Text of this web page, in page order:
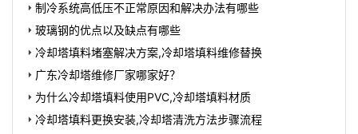
制冷系统高低压不正常原因和解决办法有哪些
玻璃钢的优点以及缺点有哪些
冷却塔填料堵塞解决方案,冷却塔填料维修替换
广东冷却塔维修厂家哪家好？
为什么冷却塔填料使用PVC,冷却塔填料材质
冷却塔填料更换安装,冷却塔清洗方法步骤流程